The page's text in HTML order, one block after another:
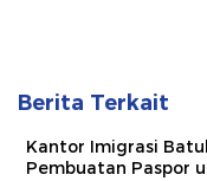
Berita Terkait
Kantor Imigrasi
Pembuatan Paspor